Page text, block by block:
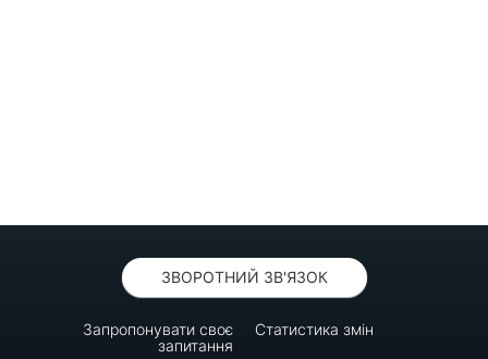
ЗВОРОТНИЙ ЗВ'ЯЗОК
Запропонувати своє
запитання
Статистика змін